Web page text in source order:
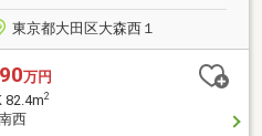
東京都大田区大森西１
万円
82.4m2
西